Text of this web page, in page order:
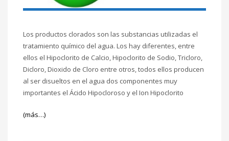
Los productos clorados son las substancias utilizadas el
tratamiento químico del agua. Los hay diferentes, entre
ellos el Hipoclorito de Calcio, Hipoclorito de Sodio, Tricloro,
Dicloro, Dioxido de Cloro entre otros, todos ellos producen
al ser disueltos en el agua dos componentes muy
importantes el Ácido Hipocloroso y el Ion Hipoclorito
(más…)